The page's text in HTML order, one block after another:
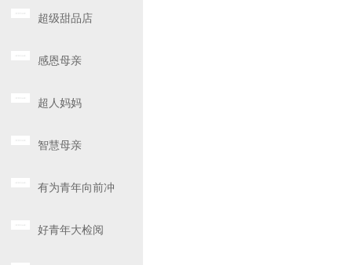
超级甜品店
感恩母亲
超人妈妈
智慧母亲
有为青年向前冲
好青年大检阅